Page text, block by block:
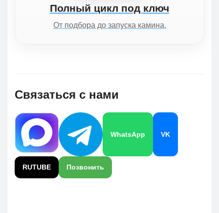
Полный цикл под ключ
От подбора до запуска камина.
Связаться с нами
WhatsApp VK
RUTUBE Позвонить